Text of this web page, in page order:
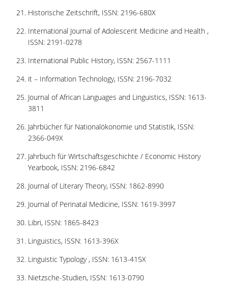
AUEB WEB ARCHIVE
ΔΙ.Ο.ΒΙ.
Σ.Ε.Α.Β.
ΜΟ.ΔΙ.Π.Α.Β.
ΕΠΙΚΟΙΝΩΝΗΣΗ
Historische Zeitschrift, ISSN: 2196-680X
International Journal of Adolescent Medicine and Health ,
ISSN: 2191-0278
International Public History, ISSN: 2567-1111
it – Information Technology, ISSN: 2196-7032
Journal of African Languages and Linguistics, ISSN: 1613-
3811
Jahrbücher für Nationalökonomie und Statistik, ISSN:
2366-049X
Jahrbuch für Wirtschaftsgeschichte / Economic History
Yearbook, ISSN: 2196-6842
Journal of Literary Theory, ISSN: 1862-8990
Journal of Perinatal Medicine, ISSN: 1619-3997
Libri, ISSN: 1865-8423
Linguistics, ISSN: 1613-396X
Linguistic Typology , ISSN: 1613-415X
Nietzsche-Studien, ISSN: 1613-0790